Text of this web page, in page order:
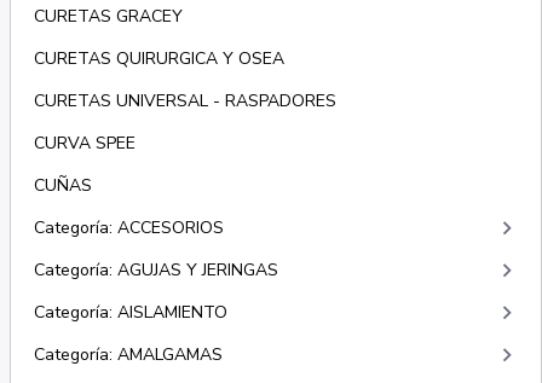
CURETAS GRACEY
CURETAS QUIRURGICA Y OSEA
CURETAS UNIVERSAL - RASPADORES
CURVA SPEE
CUÑAS
Categoría: ACCESORIOS
keyboard_arrow_right
Categoría: AGUJAS Y JERINGAS keyboard_arrow_right
Categoría: AISLAMIENTO keyboard_arrow_right
Categoría: AMALGAMAS keyboard_arrow_right